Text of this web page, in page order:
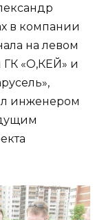
в компании
на левом
ГК «О,КЕЙ» и
инженером